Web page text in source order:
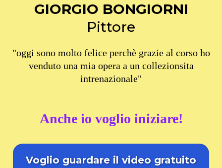
GIORGIO BONGIORNI
Pittore
"oggi sono molto felice perchè grazie al corso ho
venduto una mia opera a un collezionsita
intrenazionale"
Anche io voglio iniziare!
Voglio guardare il video gratuito